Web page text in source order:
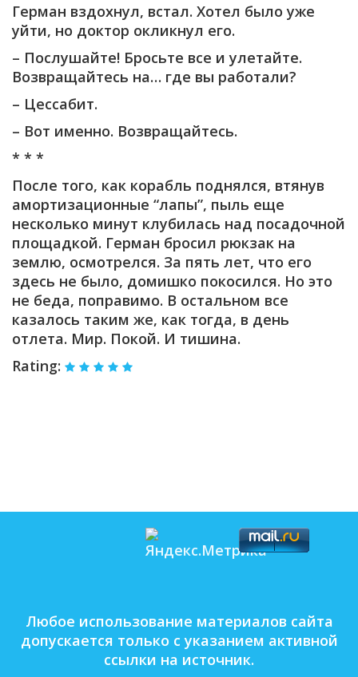
Герман вздохнул, встал. Хотел было уже
уйти, но доктор окликнул его.
– Послушайте! Бросьте все и улетайте.
Возвращайтесь на… где вы работали?
– Цессабит.
– Вот именно. Возвращайтесь.
* * *
После того, как корабль поднялся, втянув
амортизационные “лапы”, пыль еще
несколько минут клубилась над посадочной
площадкой. Герман бросил рюкзак на
землю, осмотрелся. За пять лет, что его
здесь не было, домишко покосился. Но это
не беда, поправимо. В остальном все
казалось таким же, как тогда, в день
отлета. Мир. Покой. И тишина.
Rating:
Любое использование материалов сайта
допускается только с указанием активной
ссылки на источник.